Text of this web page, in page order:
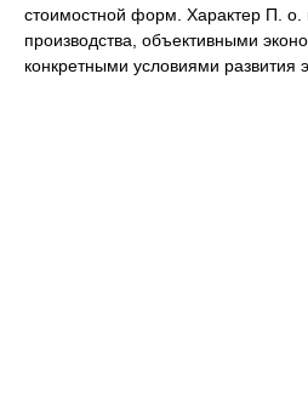
стоимостной форм. Характер П. о.
производства, объективными
конкретными условиями развития